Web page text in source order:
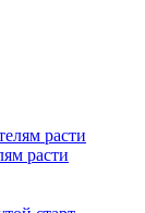
расти